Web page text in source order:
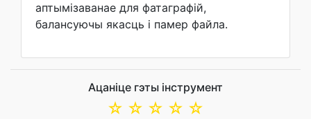
аптымізаванае для фатаграфій,
балансуючы якасць і памер файла.
Ацаніце гэты інструмент
☆
☆
☆
☆
☆